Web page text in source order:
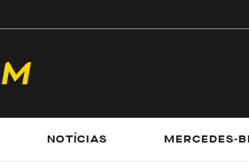
NOTÍCIAS MERCEDES-